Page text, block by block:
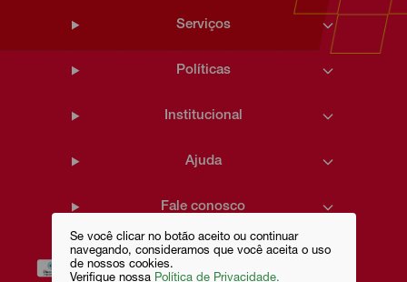
Se você clicar no botão aceito ou continuar
navegando, consideramos que você aceita o uso
de nossos cookies.
Verifique nossa Política de Privacidade.
Serviços
Políticas
Institucional
Ajuda
Fale conosco